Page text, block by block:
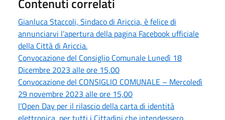
Gianluca Staccoli, Sindaco di Ariccia, è felice di
annunciarvi l’apertura della pagina Facebook ufficiale
della Città di Ariccia.
Convocazione del Consiglio Comunale Lunedì 18
Dicembre 2023 alle ore 15,00
Convocazione del CONSIGLIO COMUNALE – Mercoledì
29 novembre 2023 alle ore 15,00
l’Open Day per il rilascio della carta di identità